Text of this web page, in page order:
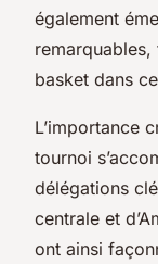
également
remarquables,
basket dans
L’importance
tournoi
délégations
centrale et
ont ainsi